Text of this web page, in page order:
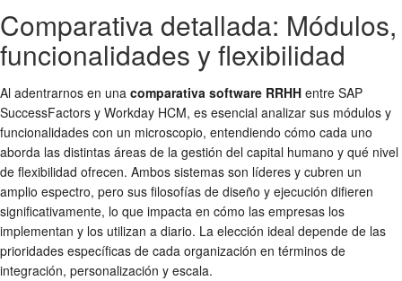
Comparativa detallada: Módulos,
funcionalidades y flexibilidad
Al adentrarnos en una comparativa software RRHH entre SAP
SuccessFactors y Workday HCM, es esencial analizar sus módulos y
funcionalidades con un microscopio, entendiendo cómo cada uno
aborda las distintas áreas de la gestión del capital humano y qué nivel
de flexibilidad ofrecen. Ambos sistemas son líderes y cubren un
amplio espectro, pero sus filosofías de diseño y ejecución difieren
significativamente, lo que impacta en cómo las empresas los
implementan y los utilizan a diario. La elección ideal depende de las
prioridades específicas de cada organización en términos de
integración, personalización y escala.